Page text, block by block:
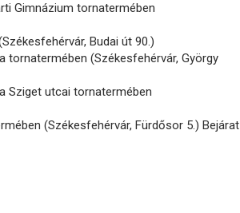
Gimnázium tornatermében
Budai út 90.)
tornatermében (Székesfehérvár, György
Sziget utcai tornatermében
(Székesfehérvár, Fürdősor 5.) Bejárat